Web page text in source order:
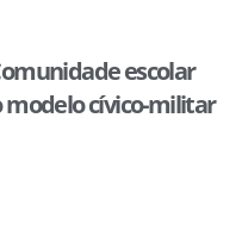
escolar
modelo cívico-militar